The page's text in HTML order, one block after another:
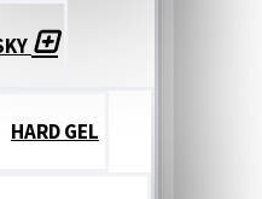
HARD GEL